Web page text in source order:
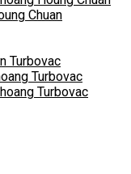
Chuan
Turbovac
Turbovac
Turbovac